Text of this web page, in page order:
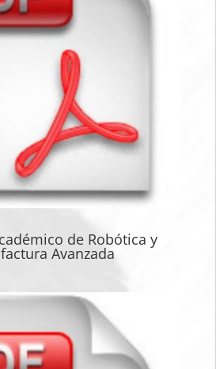
de Robótica y
Avanzada